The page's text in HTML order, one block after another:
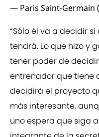
— Paris Saint-Germain
“Sólo él va a decidir
tendrá. Lo que hizo y
tener poder de
entrenador que tiene
decidirá el proyecto
más interesante,
uno espera que siga